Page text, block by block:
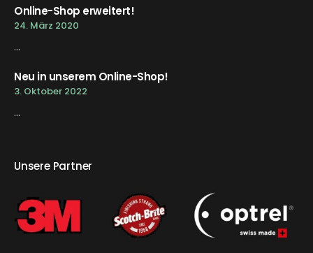
Online-Shop erweitert!
24. März 2020
...
Neu in unserem Online-Shop!
3. Oktober 2022
...
Unsere Partner